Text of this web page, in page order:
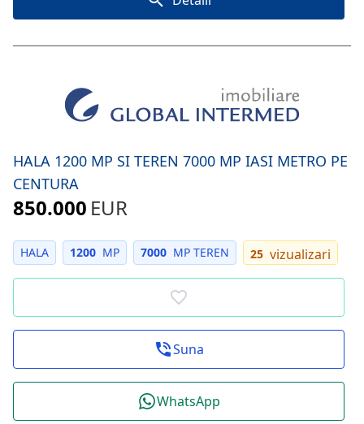
HALA 1200 MP SI TEREN 7000 MP IASI METRO PE
CENTURA
850.000 EUR
HALA MP
1200 MP TEREN
7000 vizualizari
25
Suna
WhatsApp